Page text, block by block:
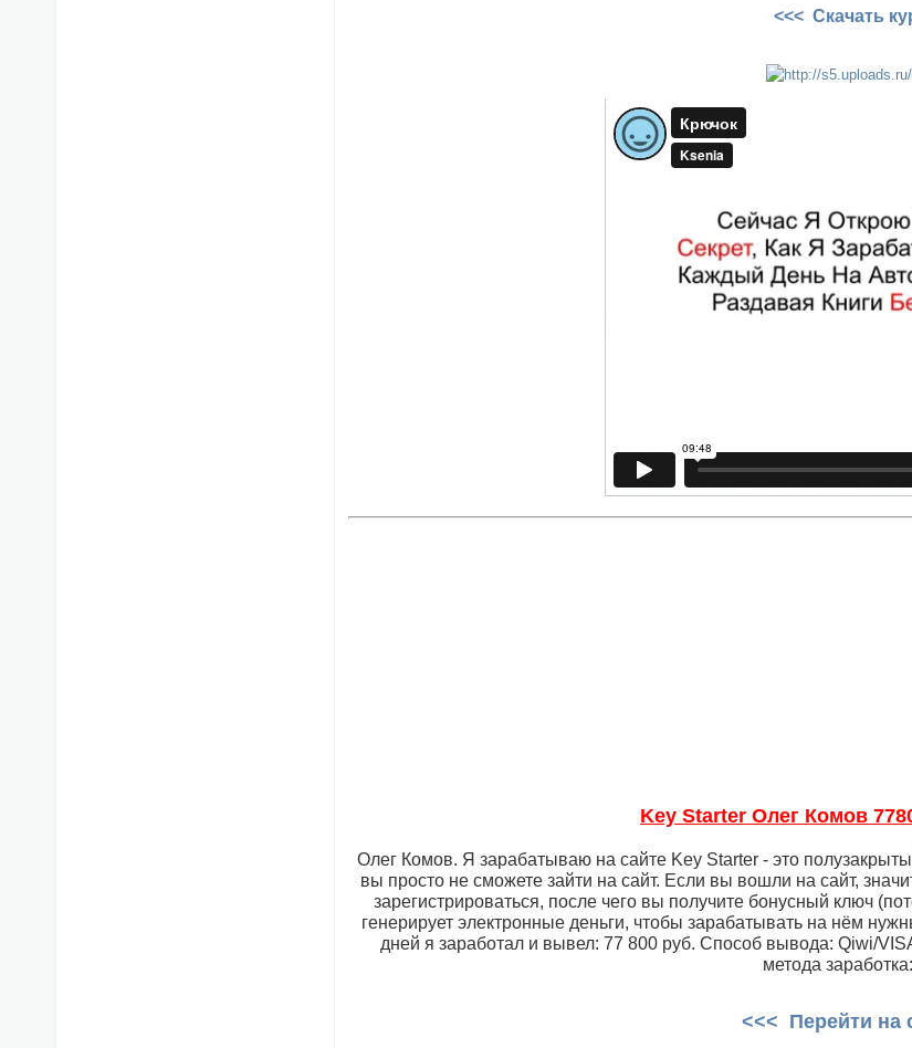
<<< Скачать
Key Starter Олег Комов
Олег Комов. Я зарабатываю на сайте Key Starter - это
вы просто не сможете зайти на сайт. Если вы вошли на сайт,
зарегистрироваться, после чего вы получите бонусный ключ
генерирует электронные деньги, чтобы зарабатывать на нём
дней я заработал и вывел: 77 800 руб. Способ вывода: Qiwi/
метода
<<< Перейти на